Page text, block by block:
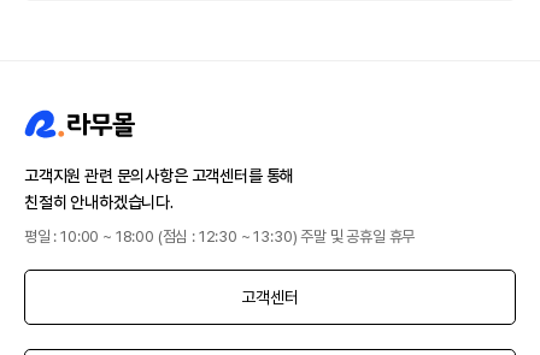
고객지원 관련 문의사항은 고객센터를 통해
친절히 안내하겠습니다.
평일 : 10:00 ~ 18:00 (점심 : 12:30 ~ 13:30) 주말 및 공휴일 휴무
고객센터